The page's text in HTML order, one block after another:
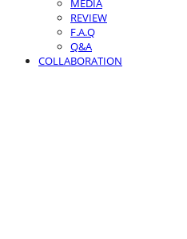
MEDIA
REVIEW
F.A.Q
Q&A
COLLABORATION